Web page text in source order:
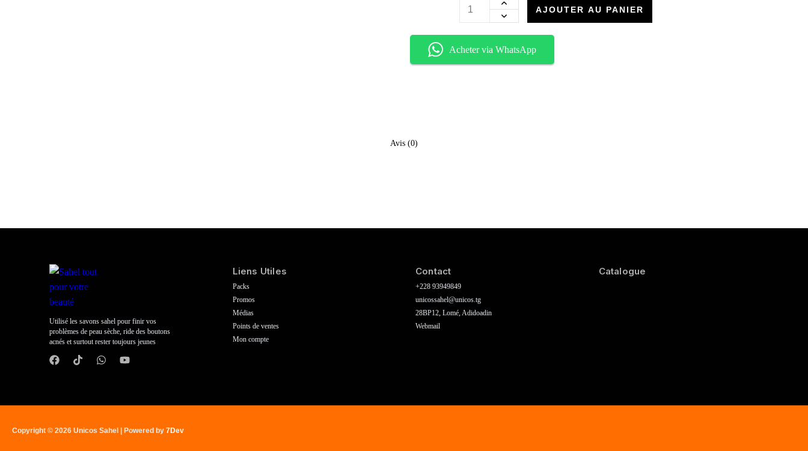
AJOUTER AU PANIER
Acheter via WhatsApp
Avis (0)
Utilisé les savons sahel pour finir vos
problèmes de peau sèche, ride des boutons
acnés et surtout rester toujours jeunes
Liens Utiles
Packs
Promos
Médias
Points de ventes
Mon compte
Contact
+228 93949849
unicossahel@unicos.tg
28BP12, Lomé, Adidoadin
Webmail
Catalogue
Copyright © 2026 Unicos Sahel | Powered by 7Dev